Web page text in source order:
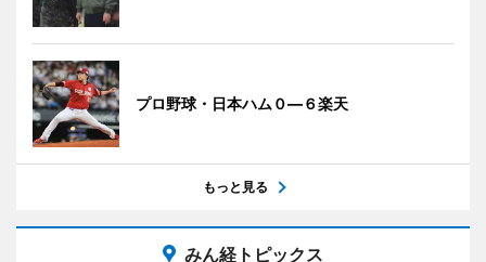
プロ野球・日本ハム０―６楽天
もっと見る
みん経トピックス